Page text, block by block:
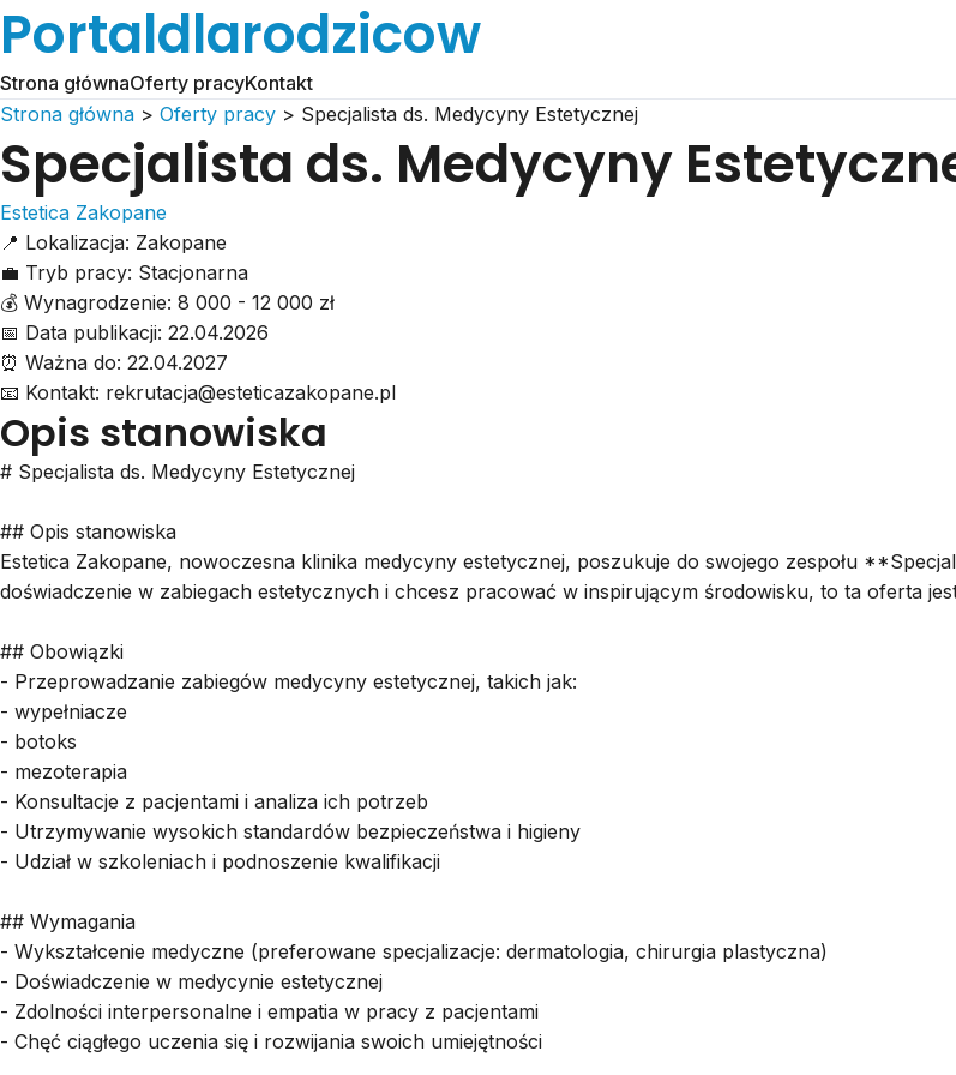
Portaldlarodzicow
Strona głównaOferty pracyKontakt
Strona główna > Oferty pracy > Specjalista ds. Medycyny Estetycznej
Specjalista ds. Medycyny
Estetica Zakopane
📍 Lokalizacja: Zakopane
💼 Tryb pracy: Stacjonarna
💰 Wynagrodzenie: 8 000 - 12 000 zł
📅 Data publikacji: 22.04.2026
⏰ Ważna do: 22.04.2027
📧 Kontakt: rekrutacja@esteticazakopane.pl
Opis stanowiska
# Specjalista ds. Medycyny Estetycznej
## Opis stanowiska
Estetica Zakopane, nowoczesna klinika medycyny estetycznej, poszukuje do swojego zespołu
doświadczenie w zabiegach estetycznych i chcesz pracować w inspirującym środowisku, to ta oferta
## Obowiązki
- Przeprowadzanie zabiegów medycyny estetycznej, takich jak:
- wypełniacze
- botoks
- mezoterapia
- Konsultacje z pacjentami i analiza ich potrzeb
- Utrzymywanie wysokich standardów bezpieczeństwa i higieny
- Udział w szkoleniach i podnoszenie kwalifikacji
## Wymagania
- Wykształcenie medyczne (preferowane specjalizacje: dermatologia, chirurgia plastyczna)
- Doświadczenie w medycynie estetycznej
- Zdolności interpersonalne i empatia w pracy z pacjentami
- Chęć ciągłego uczenia się i rozwijania swoich umiejętności